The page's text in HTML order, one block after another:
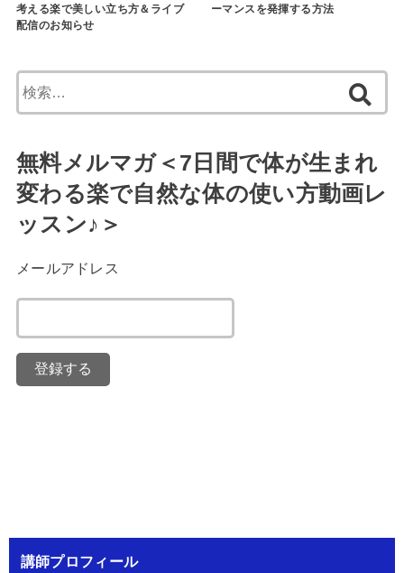
考える楽で美しい立ち方＆ライブ
配信のお知らせ
ーマンスを発揮する方法
索:
無料メルマガ＜7日間で体が生まれ
変わる楽で自然な体の使い方動画レ
ッスン♪＞
メールアドレス
講師プロフィール